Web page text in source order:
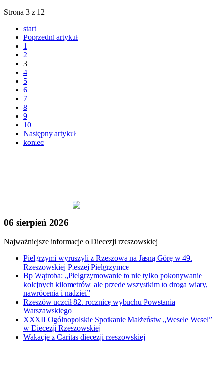
Strona 3 z 12
start
Poprzedni artykuł
1
2
3
4
5
6
7
8
9
10
Następny artykuł
koniec
06 sierpień 2026
Najważniejsze informacje o Diecezji rzeszowskiej
Pielgrzymi wyruszyli z Rzeszowa na Jasną Górę w 49.
Rzeszowskiej Pieszej Pielgrzymce
Bp Wątroba: „Pielgrzymowanie to nie tylko pokonywanie
kolejnych kilometrów, ale przede wszystkim to droga wiary,
nawrócenia i nadziei”
Rzeszów uczcił 82. rocznicę wybuchu Powstania
Warszawskiego
XXXII Ogólnopolskie Spotkanie Małżeństw „Wesele Wesel”
w Diecezji Rzeszowskiej
Wakacje z Caritas diecezji rzeszowskiej